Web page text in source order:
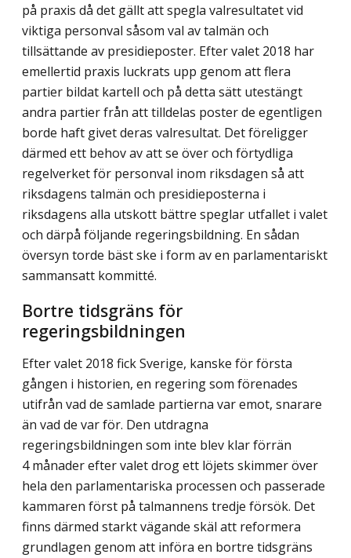
på praxis då det gällt att spegla valresultatet vid
viktiga personval såsom val av talmän och
tillsättande av presidieposter. Efter valet 2018 har
emellertid praxis luckrats upp genom att flera
partier bildat kartell och på detta sätt utestängt
andra partier från att tilldelas poster de egentligen
borde haft givet deras valresultat. Det föreligger
därmed ett behov av att se över och förtydliga
regelverket för personval inom riksdagen så att
riksdagens talmän och presidieposterna i
riksdagens alla utskott bättre speglar utfallet i valet
och därpå följande regeringsbildning. En sådan
översyn torde bäst ske i form av en parlamentariskt
sammansatt kommitté.
Bortre tidsgräns för
regeringsbildningen
Efter valet 2018 fick Sverige, kanske för första
gången i historien, en regering som förenades
utifrån vad de samlade partierna var emot, snarare
än vad de var för. Den utdragna
regeringsbildningen som inte blev klar förrän
4 månader efter valet drog ett löjets skimmer över
hela den parlamentariska processen och passerade
kammaren först på talmannens tredje försök. Det
finns därmed starkt vägande skäl att reformera
grundlagen genom att införa en bortre tidsgräns